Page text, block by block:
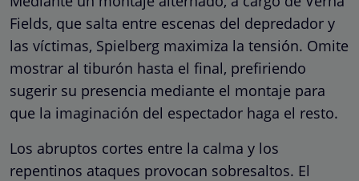
Fields, que salta entre escenas del depredador y
las víctimas, Spielberg maximiza la tensión. Omite
mostrar al tiburón hasta el final, prefiriendo
sugerir su presencia mediante el montaje para
que la imaginación del espectador haga el resto.
Los abruptos cortes entre la calma y los
repentinos ataques provocan sobresaltos. El